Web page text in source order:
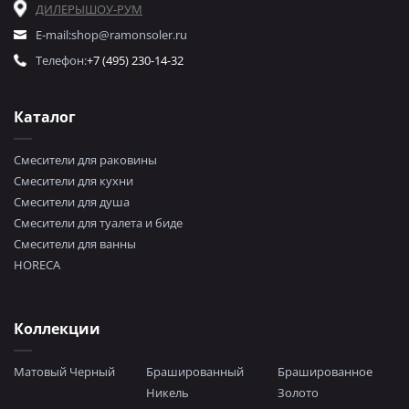
Каталог
Смесители для раковины
Смесители для кухни
Смесители для душа
Смесители для туалета и биде
Смесители для ванны
HORECA
Коллекции
Матовый Черный
Брашированный
Никель
Брашированное
Золото
ДИЛЕРЫШОУ-РУМ
E-mail:shop@ramonsoler.ru
Телефон:+7 (495) 230-14-32